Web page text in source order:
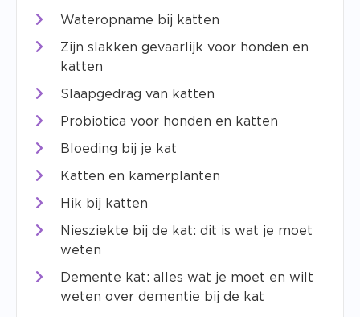
Wateropname bij katten
Zijn slakken gevaarlijk voor honden en
katten
Slaapgedrag van katten
Probiotica voor honden en katten
Bloeding bij je kat
Katten en kamerplanten
Hik bij katten
Niesziekte bij de kat: dit is wat je moet
weten
Demente kat: alles wat je moet en wilt
weten over dementie bij de kat